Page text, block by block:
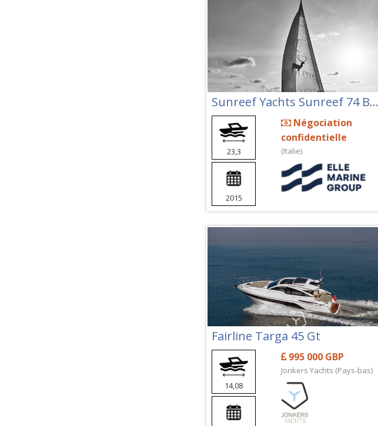
Sunreef Yachts Sunreef 74 Blue Deer
23,3
2015
Négociation
confidentielle
(Italie)
Fairline Targa 45 Gt
14,08
995 000 GBP
Jonkers Yachts (Pays-bas)